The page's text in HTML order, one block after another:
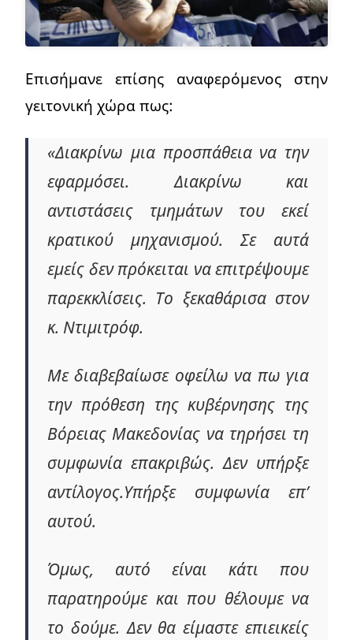
Επισήμανε επίσης αναφερόμενος στην
γειτονική χώρα πως:
«Διακρίνω μια προσπάθεια να την
εφαρμόσει. Διακρίνω και
αντιστάσεις τμημάτων του εκεί
κρατικού μηχανισμού. Σε αυτά
εμείς δεν πρόκειται να επιτρέψουμε
παρεκκλίσεις. Το ξεκαθάρισα στον
κ. Ντιμιτρόφ.
Με διαβεβαίωσε οφείλω να πω για
την πρόθεση της κυβέρνησης της
Βόρειας Μακεδονίας να τηρήσει τη
συμφωνία επακριβώς. Δεν υπήρξε
αντίλογος.Υπήρξε συμφωνία επ’
αυτού.
Όμως, αυτό είναι κάτι που
παρατηρούμε και που θέλουμε να
το δούμε. Δεν θα είμαστε επιεικείς